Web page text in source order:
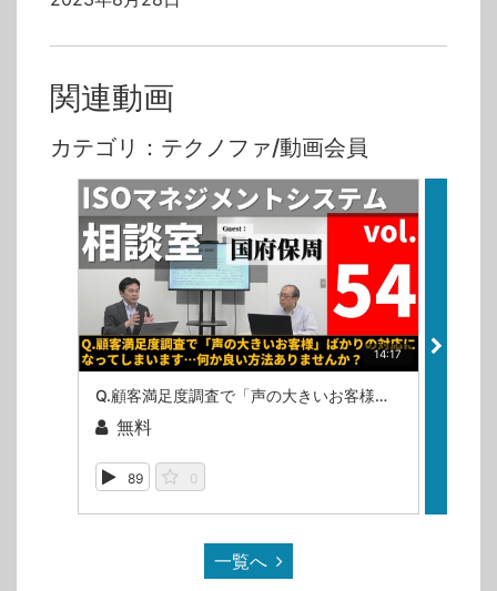
関連動画
カテゴリ：テクノファ/動画会員
14:17
Q.顧客満足度調査で「声の大きいお客様」ばかりの対応になってしまいます…何か良い方法ありませんか？（ISOマネジメントシステム相談室・第54回）
無料
89 0
一覧へ